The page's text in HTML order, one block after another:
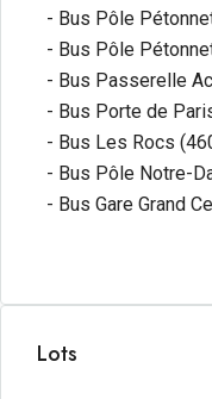
- Bus Pôle
- Bus Pôle
- Bus Passerelle
- Bus Porte de
- Bus Les Rocs
- Bus Pôle Notre-
- Bus Gare Grand
Lots